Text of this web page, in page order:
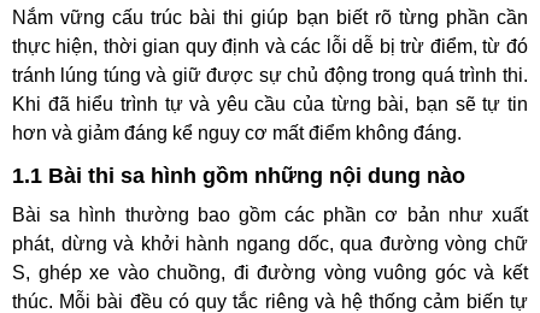
Nắm vững cấu trúc bài thi giúp bạn biết rõ từng phần cần
thực hiện, thời gian quy định và các lỗi dễ bị trừ điểm, từ đó
tránh lúng túng và giữ được sự chủ động trong quá trình thi.
Khi đã hiểu trình tự và yêu cầu của từng bài, bạn sẽ tự tin
hơn và giảm đáng kể nguy cơ mất điểm không đáng.
1.1 Bài thi sa hình gồm những nội dung nào
Bài sa hình thường bao gồm các phần cơ bản như xuất
phát, dừng và khởi hành ngang dốc, qua đường vòng chữ
S, ghép xe vào chuồng, đi đường vòng vuông góc và kết
thúc. Mỗi bài đều có quy tắc riêng và hệ thống cảm biến tự